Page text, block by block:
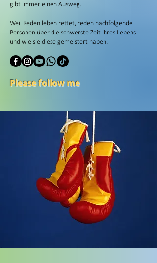
gibt immer einen Ausweg.
Weil Reden leben rettet, reden nachfolgende
Personen über die schwerste Zeit ihres Lebens
und wie sie diese gemeistert haben.
Please follow me